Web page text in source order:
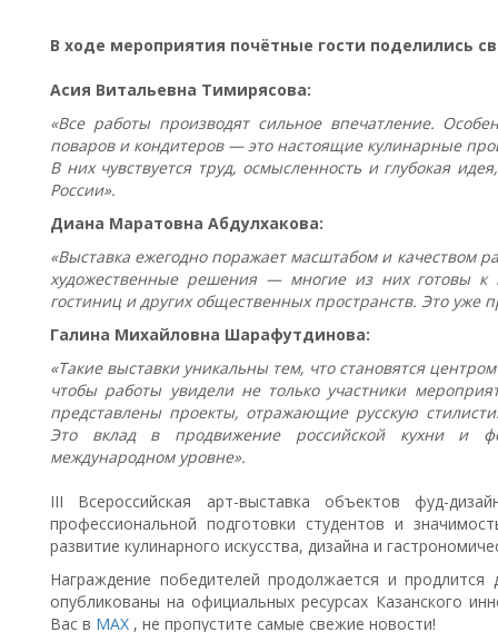
В ходе мероприятия почётные гости поделились
Асия Витальевна Тимирясова:
«Все работы производят сильное впечатление.
поваров и кондитеров — это настоящие кулинарные
В них чувствуется труд, осмысленность и глубокая
России».
Диана Маратовна Абдулхакова:
«Выставка ежегодно поражает масштабом и качеством
художественные решения — многие из них готовы к
гостиниц и других общественных пространств. Это уже
Галина Михайловна Шарафутдинова:
«Такие выставки уникальны тем, что становятся
чтобы работы увидели не только участники
представлены проекты, отражающие русскую
Это вклад в продвижение российской кухни и
международном уровне».
III Всероссийская арт-выставка объектов фуд-
профессиональной подготовки студентов и
развитие кулинарного искусства, дизайна и
Награждение победителей продолжается и продлится
опубликованы на официальных ресурсах Казанского
Вас в МАХ , не пропустите самые свежие новости!